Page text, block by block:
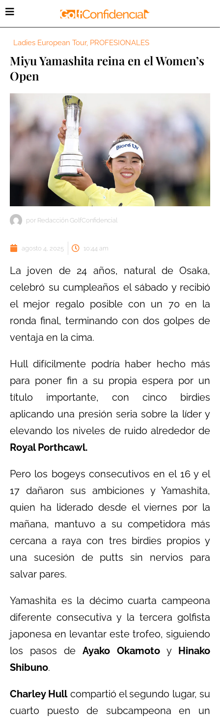
Ladies European Tour, PROFESIONALES
Miyu Yamashita reina en el Women’s
Open
por Redacción GolfConfidencial
agosto 4, 2025 10:44 am
La joven de 24 años, natural de Osaka,
celebró su cumpleaños el sábado y recibió
el mejor regalo posible con un 70 en la
ronda final, terminando con dos golpes de
ventaja en la cima.
Hull difícilmente podría haber hecho más
para poner fin a su propia espera por un
título importante, con cinco birdies
aplicando una presión seria sobre la líder y
elevando los niveles de ruido alrededor de
Royal Porthcawl.
Pero los bogeys consecutivos en el 16 y el
17 dañaron sus ambiciones y Yamashita,
quien ha liderado desde el viernes por la
mañana, mantuvo a su competidora más
cercana a raya con tres birdies propios y
una sucesión de putts sin nervios para
salvar pares.
Yamashita es la décimo cuarta campeona
diferente consecutiva y la tercera golfista
japonesa en levantar este trofeo, siguiendo
los pasos de Ayako Okamotoy Hinako
Shibuno.
Charley Hullcompartió el segundo lugar, su
cuarto puesto de subcampeona en un